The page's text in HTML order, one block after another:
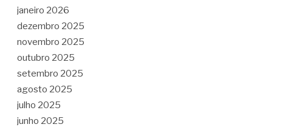
janeiro 2026
dezembro 2025
novembro 2025
outubro 2025
setembro 2025
agosto 2025
julho 2025
junho 2025